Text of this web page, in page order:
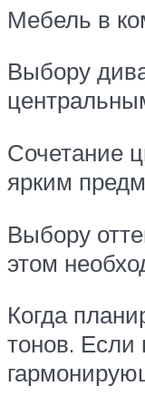
Мебель в
Выбору
Сочетание
ярким
Выбору
этом
Когда
тонов. Если